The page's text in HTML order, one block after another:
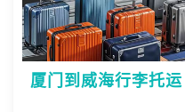
厦门到威海行李托运